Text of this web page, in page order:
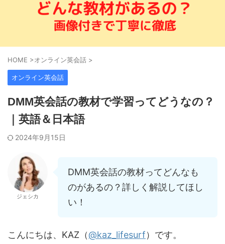
HOME >オンライン英会話 >
オンライン英会話
DMM英会話の教材で学習ってどうなの？
｜英語＆日本語
2024年9月15日
ジェシカ
DMM英会話の教材ってどんなも
のがあるの？詳しく解説してほし
い！
こんにちは、KAZ（@kaz_lifesurf）です。